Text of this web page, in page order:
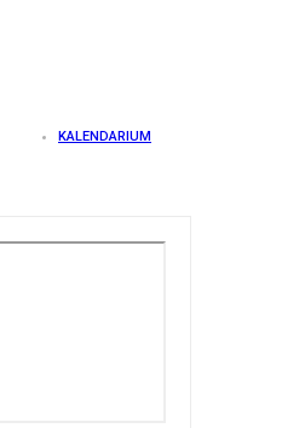
KALENDARIUM